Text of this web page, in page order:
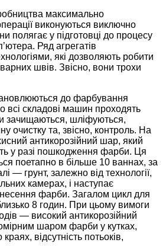
максимально
виконуються виключно
полягає у підготовці до процесу
Ряд агрегатів
які дозволяють робити
швів. Звісно, вони трохи
до фарбування
всі складові машин проходять
зачищаються, шліфуються,
очистку та, звісно, контроль. На
антикорозійний шар, який
у разі пошкодження фарби. Ця
поетапно в більше 10 ваннах, за
— грунт, залежно від технології,
камерах, і наступає
фарби. Загалом цикл для
8 годин. При цьому вимоги
— високий антикорозійний
шаром фарби у кутках,
відсутність потьоків,